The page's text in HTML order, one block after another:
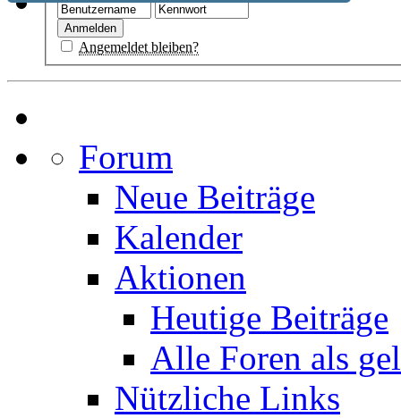
Angemeldet bleiben?
Forum
Neue Beiträge
Kalender
Aktionen
Heutige Beiträge
Alle Foren als
Nützliche Links